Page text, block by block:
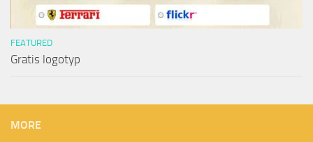
FEATURED
Gratis logotyp
MORE